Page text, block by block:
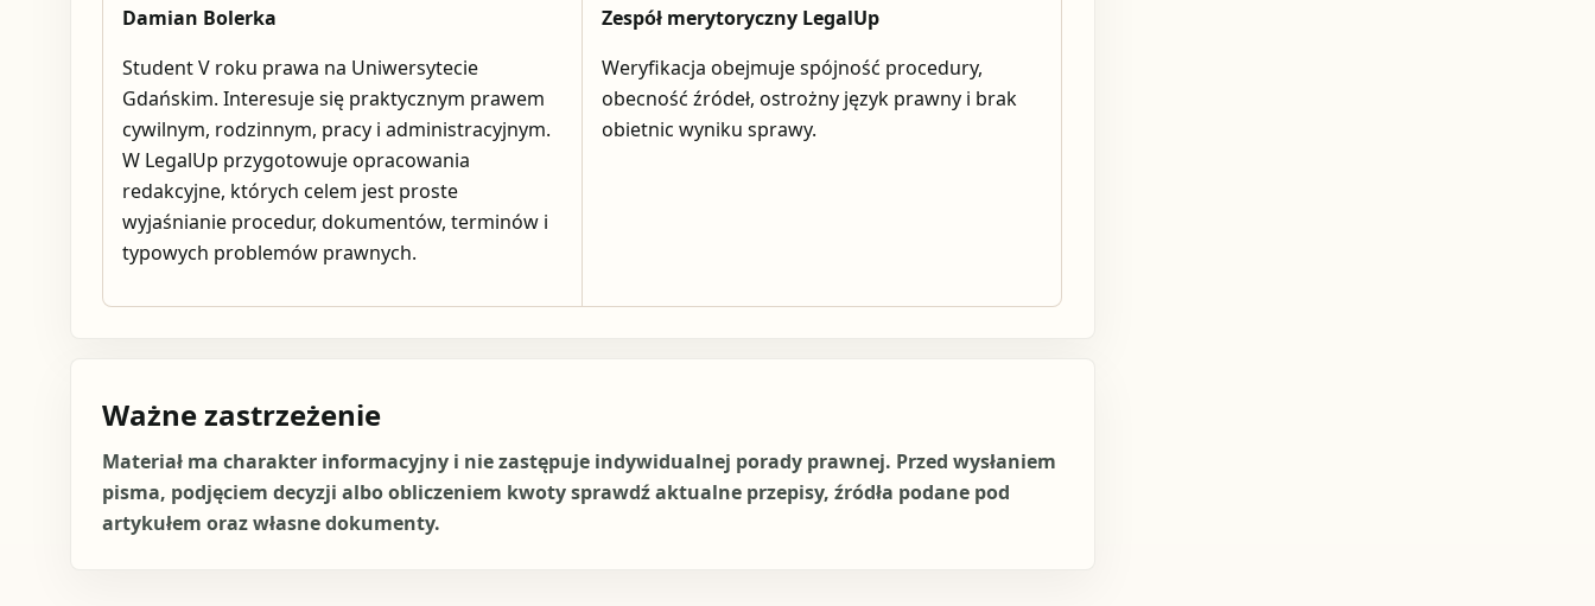
Damian Bolerka
Student V roku prawa na Uniwersytecie
Gdańskim. Interesuje się praktycznym prawem
cywilnym, rodzinnym, pracy i administracyjnym.
W LegalUp przygotowuje opracowania
redakcyjne, których celem jest proste
wyjaśnianie procedur, dokumentów, terminów i
typowych problemów prawnych.
Zespół merytoryczny LegalUp
Weryfikacja obejmuje spójność procedury,
obecność źródeł, ostrożny język prawny i brak
obietnic wyniku sprawy.
Ważne zastrzeżenie
Materiał ma charakter informacyjny i nie zastępuje indywidualnej porady prawnej. Przed wysłaniem
pisma, podjęciem decyzji albo obliczeniem kwoty sprawdź aktualne przepisy, źródła podane pod
artykułem oraz własne dokumenty.